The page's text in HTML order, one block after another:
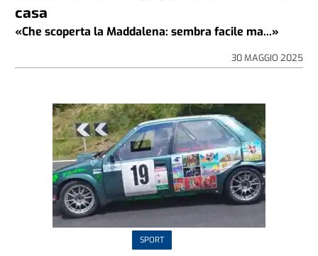
casa
«Che scoperta la Maddalena: sembra facile ma...»
30 MAGGIO 2025
SPORT